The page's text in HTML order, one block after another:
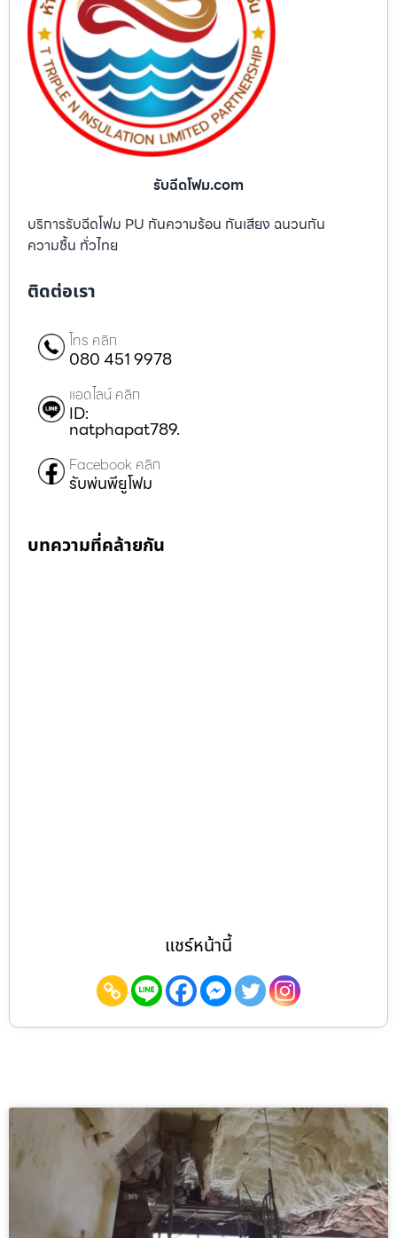
รับฉีดโฟม.com
บริการรับฉีดโฟม PU กันความร้อน กันเสียง ฉนวนกัน
ความชื้น ทั่วไทย
ติดต่อเรา
โทร คลิก
080 451 9978
แอดไลน์ คลิก
ID:
natphapat789.
Facebook คลิก
รับพ่นพียูโฟม
บทความที่คล้ายกัน
แชร์หน้านี้